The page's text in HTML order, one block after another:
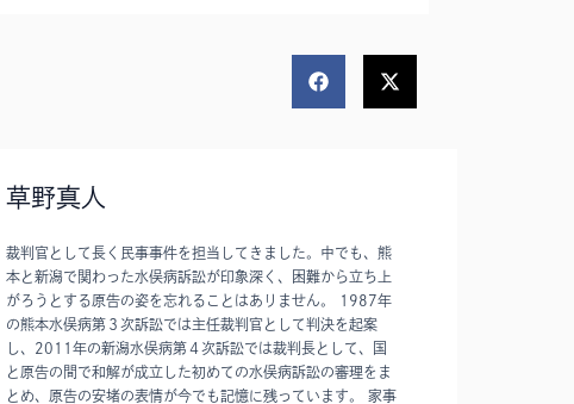
草野真人
裁判官として長く民事事件を担当してきました。中でも、熊
本と新潟で関わった水俣病訴訟が印象深く、困難から立ち上
がろうとする原告の姿を忘れることはありません。 1987年
の熊本水俣病第３次訴訟では主任裁判官として判決を起案
し、2011年の新潟水俣病第４次訴訟では裁判長として、国
と原告の間で和解が成立した初めての水俣病訴訟の審理をま
とめ、原告の安堵の表情が今でも記憶に残っています。 家事